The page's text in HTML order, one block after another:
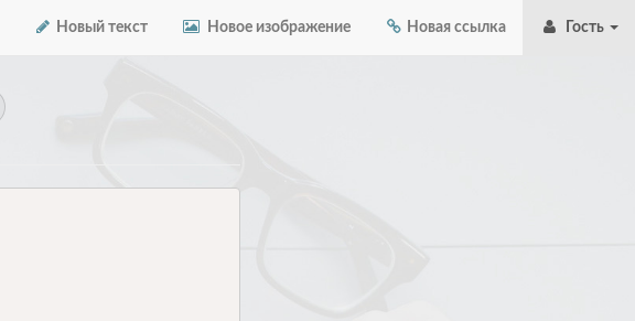
Новый текст Новое изображение Новая ссылка Гость